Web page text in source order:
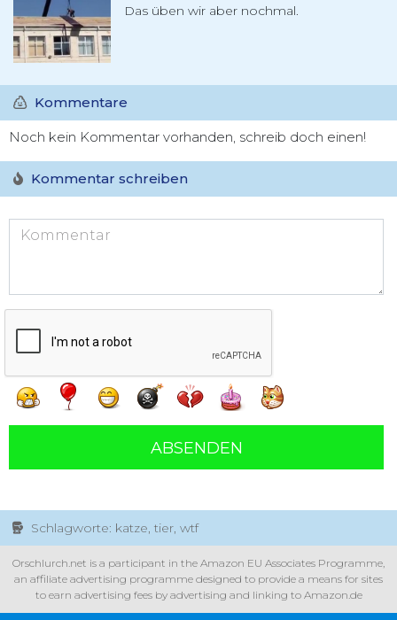
Das üben wir aber nochmal.
Kommentare
Noch kein Kommentar vorhanden, schreib doch einen!
Kommentar schreiben
ABSENDEN
Schlagworte: katze, tier, wtf
Orschlurch.net is a participant in the Amazon EU Associates Programme,
an affiliate advertising programme designed to provide a means for sites
to earn advertising fees by advertising and linking to Amazon.de